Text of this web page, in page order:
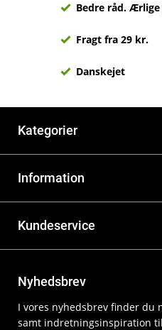
Bedre råd.
Fragt fra 29 kr.
Danskejet
Kategorier
Information
Kundeservice
Nyhedsbrev
I vores nyhedsbrev finder du
samt indretningsinspiration